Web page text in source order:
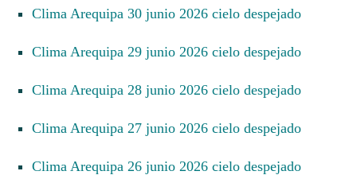
Clima Arequipa 30 junio 2026 cielo despejado
Clima Arequipa 29 junio 2026 cielo despejado
Clima Arequipa 28 junio 2026 cielo despejado
Clima Arequipa 27 junio 2026 cielo despejado
Clima Arequipa 26 junio 2026 cielo despejado